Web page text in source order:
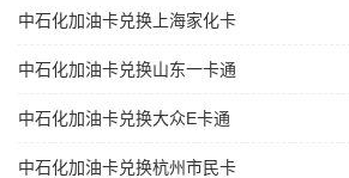
中石化加油卡兑换上海家化卡
中石化加油卡兑换山东一卡通
中石化加油卡兑换大众E卡通
中石化加油卡兑换杭州市民卡